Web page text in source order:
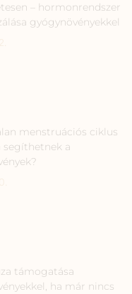
– hormonrendszer
gyógynövényekkel
menstruációs ciklus
segíthetnek a
támogatása
ha már nincs